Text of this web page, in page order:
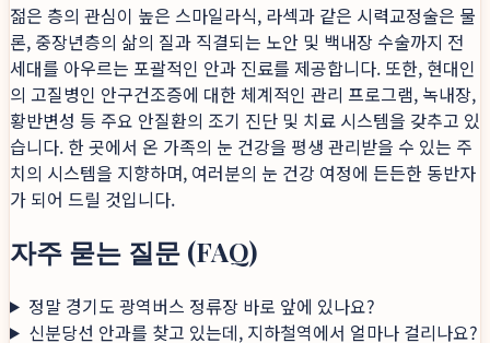
젊은 층의 관심이 높은 스마일라식, 라섹과 같은 시력교정술은 물
론, 중장년층의 삶의 질과 직결되는 노안 및 백내장 수술까지 전
세대를 아우르는 포괄적인 안과 진료를 제공합니다. 또한, 현대인
의 고질병인 안구건조증에 대한 체계적인 관리 프로그램, 녹내장,
황반변성 등 주요 안질환의 조기 진단 및 치료 시스템을 갖추고 있
습니다. 한 곳에서 온 가족의 눈 건강을 평생 관리받을 수 있는 주
치의 시스템을 지향하며, 여러분의 눈 건강 여정에 든든한 동반자
가 되어 드릴 것입니다.
자주 묻는 질문 (FAQ)
정말 경기도 광역버스 정류장 바로 앞에 있나요?
신분당선 안과를 찾고 있는데, 지하철역에서 얼마나 걸리나요?